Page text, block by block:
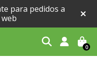
para pedidos a
Buscar 0